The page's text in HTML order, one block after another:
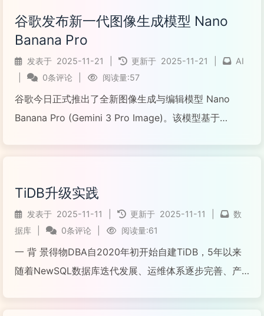
谷歌发布新一代图像生成模型 Nano
Banana Pro
发表于 2025-11-21 更新于 2025-11-21
AI
0条评论 阅读量:57
谷歌今日正式推出了全新图像生成与编辑模型 Nano
Banana Pro (Gemini 3 Pro Image)。该模型基于
阅读全文...
TiDB升级实践
发表于 2025-11-11 更新于 2025-11-11
数
据库
0条评论 阅读量:61
一 背 景得物DBA自2020年初开始自建TiDB，5年以来
随着NewSQL数据库迭代发展、运维体系逐步完善、产